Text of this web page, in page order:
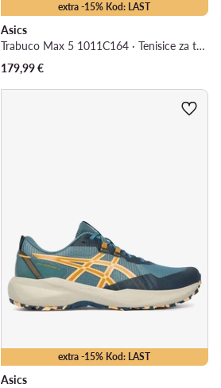
extra -15% Kod: LAST
Asics
Trabuco Max 5 1011C164 · Tenisice za trčanje
179,99€
extra -15% Kod: LAST
Asics